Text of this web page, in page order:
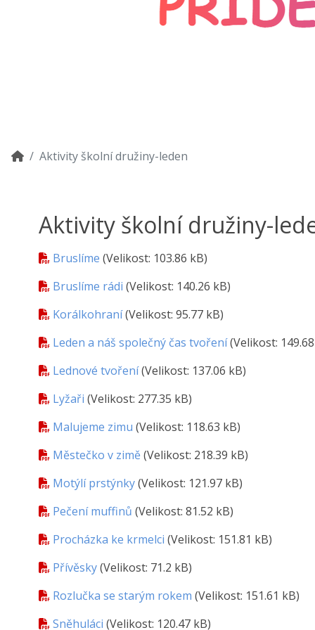
Aktivity školní družiny-leden
Aktivity školní družiny-
Bruslíme (Velikost: 103.86 kB)
Bruslíme rádi (Velikost: 140.26 kB)
Korálkohraní(Velikost: 95.77 kB)
Leden a náš společný čas tvoření(Velikost:
Lednové tvoření(Velikost: 137.06 kB)
Lyžaři (Velikost: 277.35 kB)
Malujeme zimu (Velikost: 118.63 kB)
Městečko v zimě(Velikost: 218.39 kB)
Motýlí prstýnky(Velikost: 121.97 kB)
Pečení muffinů (Velikost: 81.52 kB)
Procházka ke krmelci (Velikost: 151.81 kB)
Přívěsky(Velikost: 71.2 kB)
Rozlučka se starým rokem (Velikost: 151.61 kB)
Sněhuláci (Velikost: 120.47 kB)